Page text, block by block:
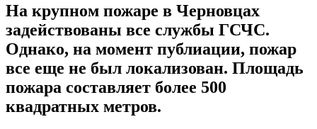
На крупном пожаре в Черновцах
задействованы все службы ГСЧС.
Однако, на момент публиации, пожар
все еще не был локализован. Площадь
пожара составляет более 500
квадратных метров.